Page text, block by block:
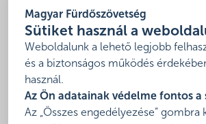
Magyar Fürdőszövetség
Sütiket használ a
Weboldalunk a lehető legjobb
és a biztonságos működés
használ.
Az Ön adatainak védelme fontos a
Az „Összes engedélyezése” gombra
2019. november 11.
A Magyar Fürdőszövetség őszi
2019. november 19-20-án kerül
Zalakaroson, a
ban.